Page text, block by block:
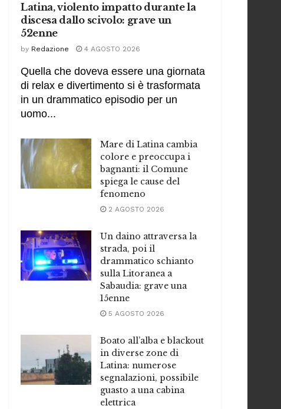
Latina, violento impatto durante la
discesa dallo scivolo: grave un
52enne
by Redazione 4 AGOSTO 2026
Quella che doveva essere una giornata
di relax e divertimento si è trasformata
in un drammatico episodio per un
uomo...
Mare di Latina cambia
colore e preoccupa i
bagnanti: il Comune
spiega le cause del
fenomeno
2 AGOSTO 2026
Un daino attraversa la
strada, poi il
drammatico schianto
sulla Litoranea a
Sabaudia: grave una
15enne
5 AGOSTO 2026
Boato all’alba e blackout
in diverse zone di
Latina: numerose
segnalazioni, possibile
guasto a una cabina
elettrica